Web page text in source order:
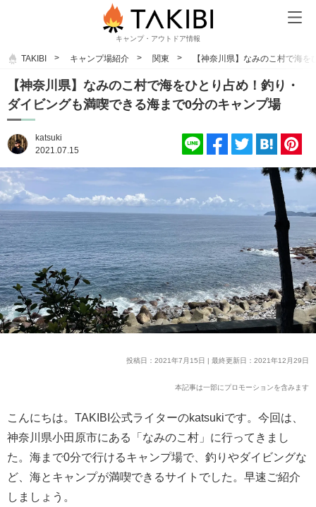
キャンプ・アウトドア情報
TAKIBI キャンプ場紹介 関東 【神奈川県】なみのこ村で海
【神奈川県】なみのこ村で海をひとり占め！釣り・
ダイビングも満喫できる海まで0分のキャンプ場
katsuki
2021.07.15
投稿日：2021年7月15日 | 最終更新日：2021年12月29日
本記事は一部にプロモーションを含みます
こんにちは。TAKIBI公式ライターのkatsukiです。今回は、
神奈川県小田原市にある「なみのこ村」に行ってきまし
た。海まで0分で行けるキャンプ場で、釣りやダイビングな
ど、海とキャンプが満喫できるサイトでした。早速ご紹介
しましょう。